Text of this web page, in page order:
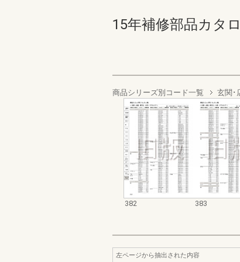
15年補修部品カタ
商品シリーズ別コード一覧 玄関･
382 383
左ページから抽出された内容